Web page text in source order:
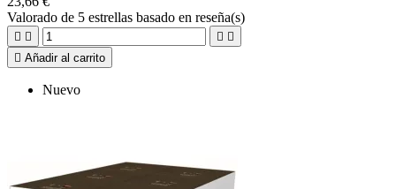
Valorado de 5 estrellas basado en reseña(s)
   
 Añadir al carrito
Nuevo